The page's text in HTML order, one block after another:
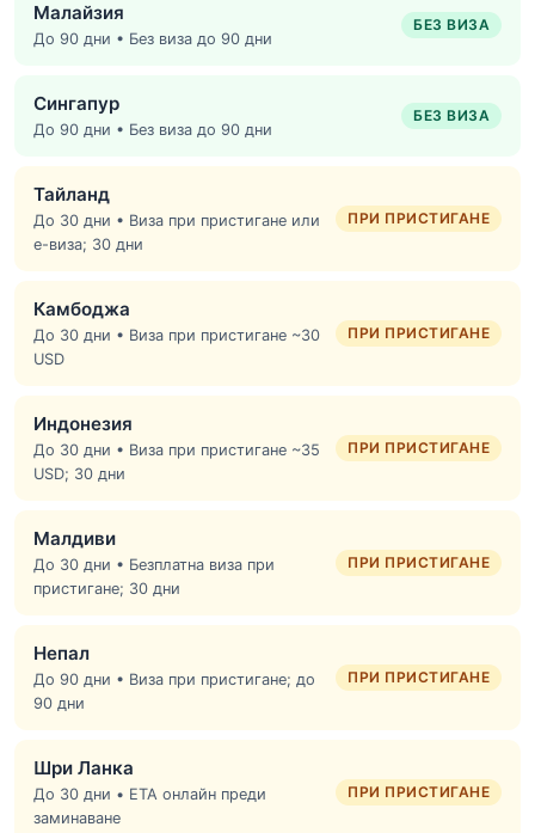
Малайзия
До 90 дни • Без виза до 90 дни
БЕЗ ВИЗА
Сингапур
До 90 дни • Без виза до 90 дни
БЕЗ ВИЗА
Тайланд
До 30 дни • Виза при пристигане или
е-виза; 30 дни
ПРИ ПРИСТИГАНЕ
Камбоджа
До 30 дни • Виза при пристигане ~30
USD
ПРИ ПРИСТИГАНЕ
Индонезия
До 30 дни • Виза при пристигане ~35
USD; 30 дни
ПРИ ПРИСТИГАНЕ
Малдиви
До 30 дни • Безплатна виза при
пристигане; 30 дни
ПРИ ПРИСТИГАНЕ
Непал
До 90 дни • Виза при пристигане; до
90 дни
ПРИ ПРИСТИГАНЕ
Шри Ланка
До 30 дни • ETA онлайн преди
заминаване
ПРИ ПРИСТИГАНЕ